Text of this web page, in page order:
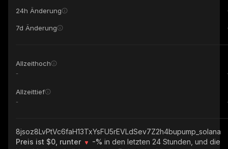
24h Änderung
7d Änderung
Allzeithoch
-
Allzeittief
-
8jsoz8LvPtVc6faH13TxYsFU5rEVLdSev7Z2h4bupump_solana
Preis ist $0, runter
-% in den letzten 24 Stunden, und die